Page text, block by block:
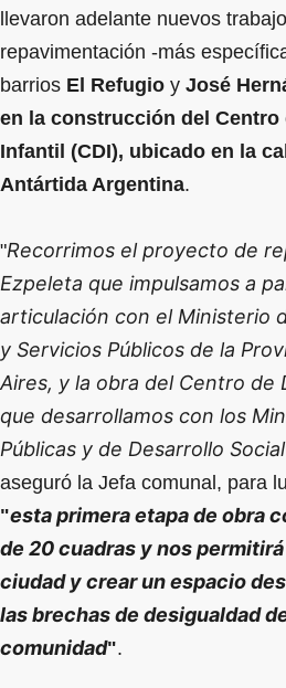
llevaron adelante nuevos
repavimentación -más
barrios El Refugio y José
en la construcción del Centro
Infantil (CDI), ubicado en la
Antártida Argentina.
"Recorrimos el proyecto de
Ezpeleta que impulsamos a
articulación con el Ministerio
y Servicios Públicos de la
Aires, y la obra del Centro de
que desarrollamos con los
Públicas y de Desarrollo
aseguró la Jefa comunal, para
"esta primera etapa de obra
de 20 cuadras y nos
ciudad y crear un espacio
las brechas de desigualdad
comunidad".